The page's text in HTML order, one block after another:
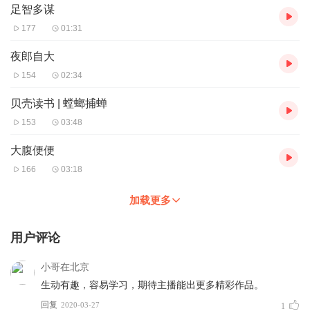
足智多谋
177 01:31
夜郎自大
154 02:34
贝壳读书 | 螳螂捕蝉
153 03:48
大腹便便
166 03:18
加载更多
用户评论
小哥在北京
生动有趣，容易学习，期待主播能出更多精彩作品。
回复 2020-03-27 1